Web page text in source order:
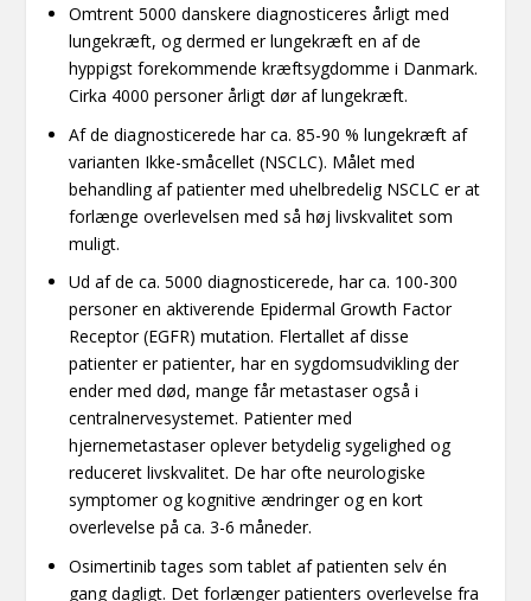
Omtrent 5000 danskere diagnosticeres årligt med
lungekræft, og dermed er lungekræft en af de
hyppigst forekommende kræftsygdomme i Danmark.
Cirka 4000 personer årligt dør af lungekræft.
Af de diagnosticerede har ca. 85-90 % lungekræft af
varianten Ikke-småcellet (NSCLC). Målet med
behandling af patienter med uhelbredelig NSCLC er at
forlænge overlevelsen med så høj livskvalitet som
muligt.
Ud af de ca. 5000 diagnosticerede, har ca. 100-300
personer en aktiverende Epidermal Growth Factor
Receptor (EGFR) mutation. Flertallet af disse
patienter er patienter, har en sygdomsudvikling der
ender med død, mange får metastaser også i
centralnervesystemet. Patienter med
hjernemetastaser oplever betydelig sygelighed og
reduceret livskvalitet. De har ofte neurologiske
symptomer og kognitive ændringer og en kort
overlevelse på ca. 3-6 måneder.
Osimertinib tages som tablet af patienten selv én
gang dagligt. Det forlænger patienters overlevelse fra